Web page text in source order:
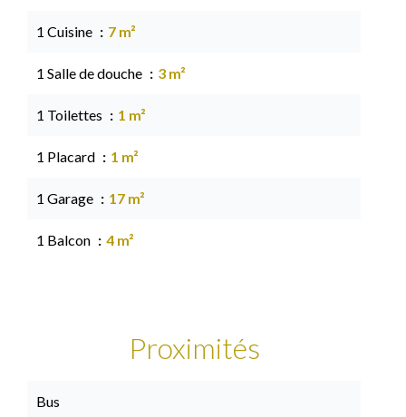
1 Cuisine 7 m²
1 Salle de douche 3 m²
1 Toilettes 1 m²
1 Placard 1 m²
1 Garage 17 m²
1 Balcon 4 m²
Proximités
Bus